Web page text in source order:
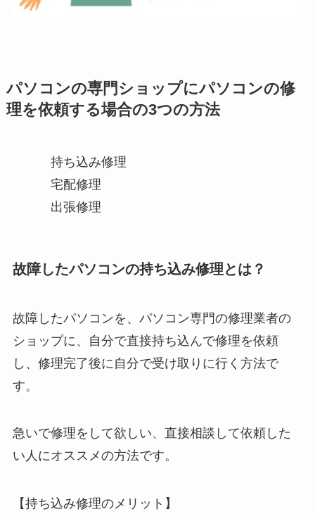
パソコンの専門ショップにパソコンの修
理を依頼する場合の3つの方法
持ち込み修理
宅配修理
出張修理
故障したパソコンの持ち込み修理とは？
故障したパソコンを、パソコン専門の修理業者の
ショップに、自分で直接持ち込んで修理を依頼
し、修理完了後に自分で受け取りに行く方法で
す。
急いで修理をして欲しい、直接相談して依頼した
い人にオススメの方法です。
【持ち込み修理のメリット】